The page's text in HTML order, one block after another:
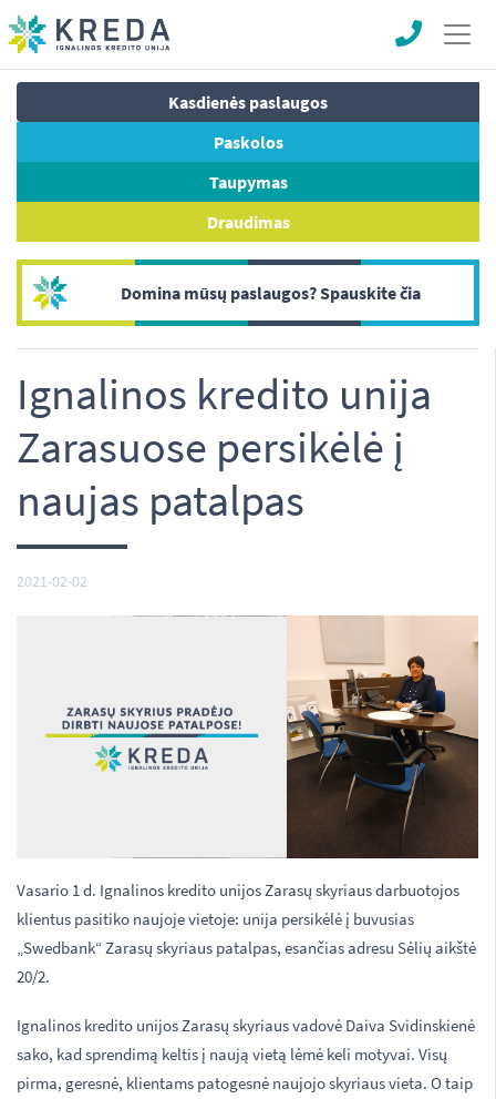
Kasdienės paslaugos
Paskolos
Taupymas
Draudimas
Domina mūsų paslaugos? Spauskite čia
Ignalinos kredito unija
Zarasuose persikėlė į
naujas patalpas
2021-02-02
Vasario 1 d. Ignalinos kredito unijos Zarasų skyriaus darbuotojos
klientus pasitiko naujoje vietoje: unija persikėlė į buvusias
„Swedbank“ Zarasų skyriaus patalpas, esančias adresu Sėlių aikštė
20/2.
Ignalinos kredito unijos Zarasų skyriaus vadovė Daiva Svidinskienė
sako, kad sprendimą keltis į naują vietą lėmė keli motyvai. Visų
pirma, geresnė, klientams patogesnė naujojo skyriaus vieta. O taip